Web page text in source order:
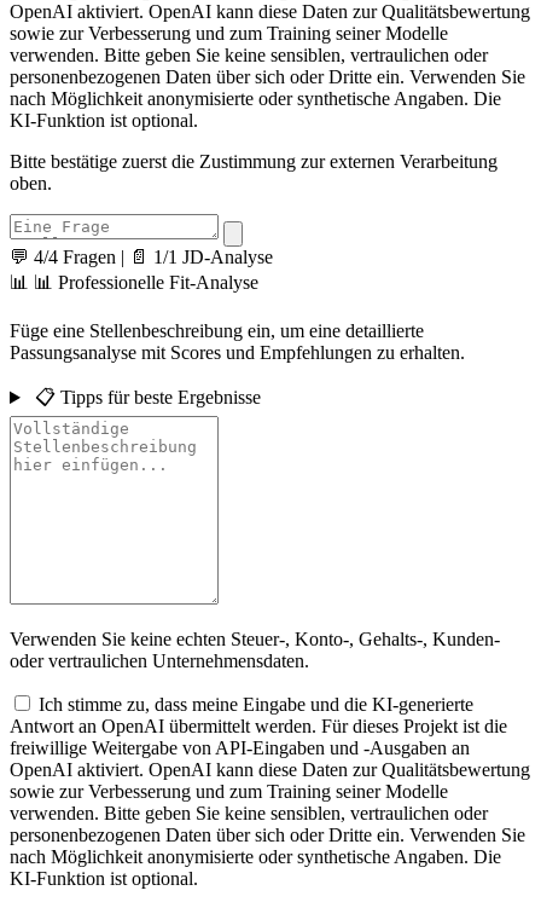
OpenAI aktiviert. OpenAI kann diese Daten zur Qualitätsbewertung
sowie zur Verbesserung und zum Training seiner Modelle
verwenden. Bitte geben Sie keine sensiblen, vertraulichen oder
personenbezogenen Daten über sich oder Dritte ein. Verwenden Sie
nach Möglichkeit anonymisierte oder synthetische Angaben. Die
KI-Funktion ist optional.
Bitte bestätige zuerst die Zustimmung zur externen Verarbeitung
oben.
💬 4/4 Fragen | 📄 1/1 JD-Analyse
📊 📊 Professionelle Fit-Analyse
Füge eine Stellenbeschreibung ein, um eine detaillierte
Passungsanalyse mit Scores und Empfehlungen zu erhalten.
📋 Tipps für beste Ergebnisse
Verwenden Sie keine echten Steuer-, Konto-, Gehalts-, Kunden-
oder vertraulichen Unternehmensdaten.
Ich stimme zu, dass meine Eingabe und die KI-generierte
Antwort an OpenAI übermittelt werden. Für dieses Projekt ist die
freiwillige Weitergabe von API-Eingaben und -Ausgaben an
OpenAI aktiviert. OpenAI kann diese Daten zur Qualitätsbewertung
sowie zur Verbesserung und zum Training seiner Modelle
verwenden. Bitte geben Sie keine sensiblen, vertraulichen oder
personenbezogenen Daten über sich oder Dritte ein. Verwenden Sie
nach Möglichkeit anonymisierte oder synthetische Angaben. Die
KI-Funktion ist optional.